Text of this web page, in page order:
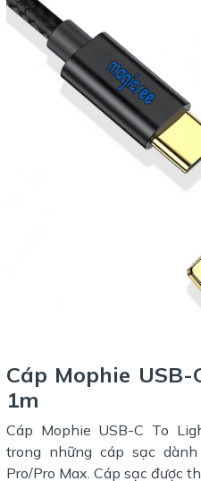
Cáp Mophie
1m
Cáp Mophie USB-C To
trong những cáp sạc
Pro/Pro Max. Cáp sạc được